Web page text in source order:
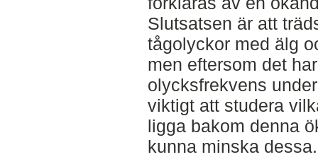
Slutsatsen är att
tågolyckor med älg
men eftersom det
olycksfrekvens
viktigt att studera
ligga bakom denna
kunna minska dessa.